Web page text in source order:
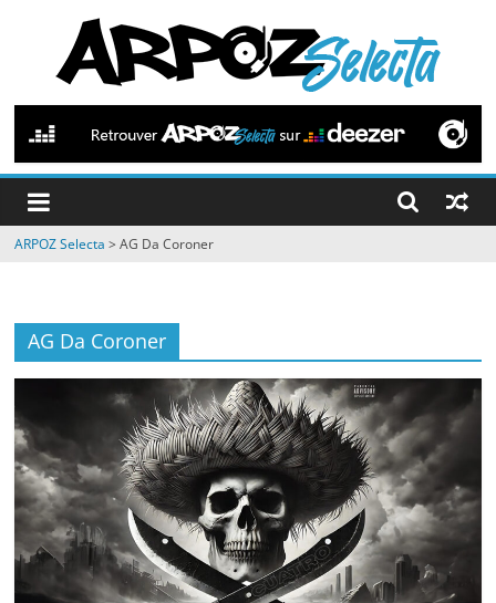
contenu
ARPOZ
Selecta
by
ARPOZ
ARPOZ Selecta >AG Da Coroner
AG Da Coroner